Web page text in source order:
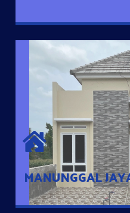
MANUNGGAL
MANUNGGAL
Cluster Exclusive dengan
mini dan memiliki jarak
dengan pusat kota